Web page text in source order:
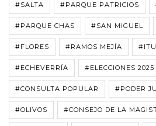
#SALTA #PARQUE PATRICIOS
#PARQUE CHAS #SAN MIGUEL
#FLORES #RAMOS MEJÍA
#ECHEVERRÍA #ELECCIONES 2025
#CONSULTA POPULAR #PODER
#OLIVOS #CONSEJO DE LA